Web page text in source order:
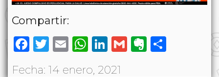
Compartir:
Facebook
Twitter
EmailWhatsApp
LinkedIn
GmailEvernote
Fecha: 14 enero, 2021